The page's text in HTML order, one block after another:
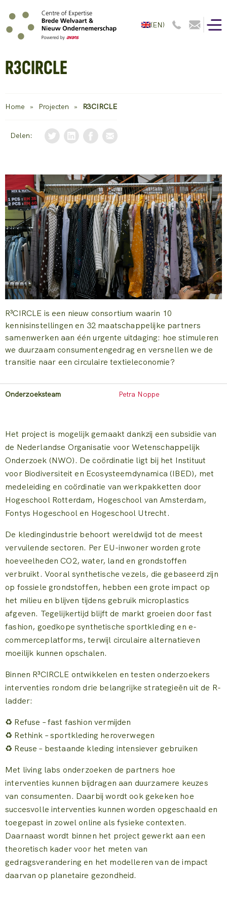
(EN)
R3CIRCLE
Home » Projecten » R3CIRCLE
Delen:
R³CIRCLE is een nieuw consortium waarin 10
kennisinstellingen en 32 maatschappelijke partners
samenwerken aan één urgente uitdaging: hoe stimuleren
we duurzaam consumentengedrag en versnellen we de
transitie naar een circulaire textieleconomie?
Onderzoeksteam Petra Noppe
Het project is mogelijk gemaakt dankzij een subsidie van
de Nederlandse Organisatie voor Wetenschappelijk
Onderzoek (NWO). De coördinatie ligt bij het Instituut
voor Biodiversiteit en Ecosysteemdynamica (IBED), met
medeleiding en coördinatie van werkpakketten door
Hogeschool Rotterdam, Hogeschool van Amsterdam,
Fontys Hogeschool en Hogeschool Utrecht.
De kledingindustrie behoort wereldwijd tot de meest
vervuilende sectoren. Per EU-inwoner worden grote
hoeveelheden CO2, water, land en grondstoffen
verbruikt. Vooral synthetische vezels, die gebaseerd zijn
op fossiele grondstoffen, hebben een grote impact op
het milieu en blijven tijdens gebruik microplastics
afgeven. Tegelijkertijd blijft de markt groeien door fast
fashion, goedkope synthetische sportkleding en e-
commerceplatforms, terwijl circulaire alternatieven
moeilijk kunnen opschalen.
Binnen R³CIRCLE ontwikkelen en testen onderzoekers
interventies rondom drie belangrijke strategieën uit de R-
ladder:
♻️ Refuse – fast fashion vermijden
♻️ Rethink – sportkleding heroverwegen
♻️ Reuse – bestaande kleding intensiever gebruiken
Met living labs onderzoeken de partners hoe
interventies kunnen bijdragen aan duurzamere keuzes
van consumenten. Daarbij wordt ook gekeken hoe
succesvolle interventies kunnen worden opgeschaald en
toegepast in zowel online als fysieke contexten.
Daarnaast wordt binnen het project gewerkt aan een
theoretisch kader voor het meten van
gedragsverandering en het modelleren van de impact
daarvan op planetaire gezondheid.